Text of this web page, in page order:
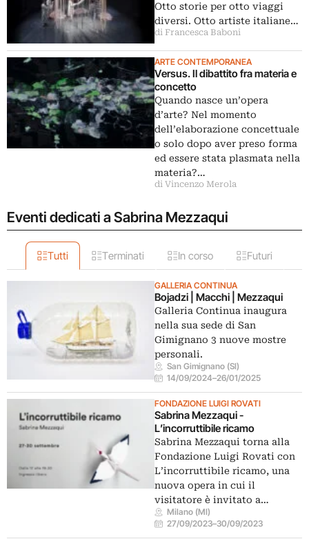
Otto storie per otto viaggi
diversi. Otto artiste italiane…
di Francesca Baboni
ARTE CONTEMPORANEA
Versus. Il dibattito fra materia e
concetto
Quando nasce un’opera
d’arte? Nel momento
dell’elaborazione concettuale
o solo dopo aver preso forma
ed essere stata plasmata nella
materia?…
di Vincenzo Merola
Eventi dedicati a Sabrina Mezzaqui
Tutti Terminati In corso Futuri
GALLERIA CONTINUA
Bojadzi | Macchi | Mezzaqui
Galleria Continua inaugura
nella sua sede di San
Gimignano 3 nuove mostre
personali.
San Gimignano (SI)
14/09/2024–26/01/2025
FONDAZIONE LUIGI ROVATI
Sabrina Mezzaqui -
L’incorruttibile ricamo
Sabrina Mezzaqui torna alla
Fondazione Luigi Rovati con
L’incorruttibile ricamo, una
nuova opera in cui il
visitatore è invitato a…
Milano (MI)
27/09/2023–30/09/2023